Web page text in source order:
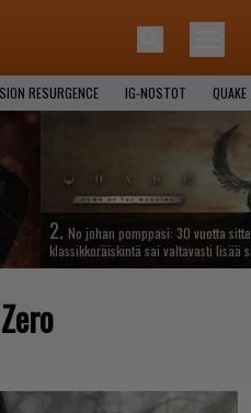
RESURGENCE IG-NOSTOT QUAKE
2. No johan pomppasi: 30 vuotta
klassikkoräiskintä sai valtavasti lisää